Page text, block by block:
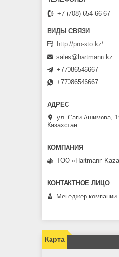
+7 (708) 654-66-67
http://pro-sto.kz/
sales@hartmann.kz
+77086546667
+77086546667
ул. Саги Ашимова,
Казахстан
ТОО «Hartmann
Менеджер компании
Карта